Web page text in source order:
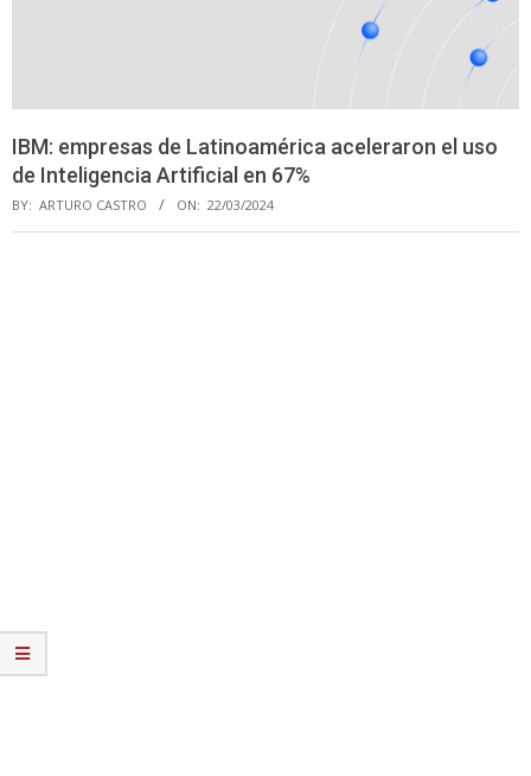
IBM: empresas de Latinoamérica aceleraron el uso
de Inteligencia Artificial en 67%
BY: ARTURO CASTRO ON: 22/03/2024